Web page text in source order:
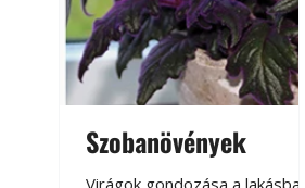
Szobanövények